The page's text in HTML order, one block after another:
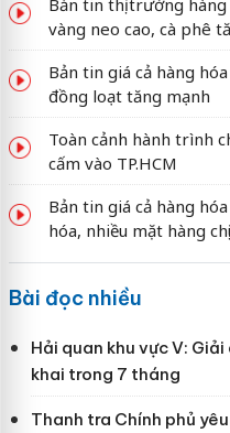
vàng neo cao, cà phê
Bản tin giá cả hàng
đồng loạt tăng mạnh
Toàn cảnh hành trình
cấm vào TP.HCM
Bản tin giá cả hàng
hóa, nhiều mặt hàng
Bài đọc nhiều
Hải quan khu vực V:
khai trong 7 tháng
Thanh tra Chính phủ